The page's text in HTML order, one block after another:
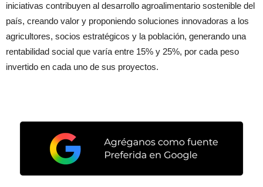
iniciativas contribuyen al desarrollo agroalimentario sostenible del
país, creando valor y proponiendo soluciones innovadoras a los
agricultores, socios estratégicos y la población, generando una
rentabilidad social que varía entre 15% y 25%, por cada peso
invertido en cada uno de sus proyectos.